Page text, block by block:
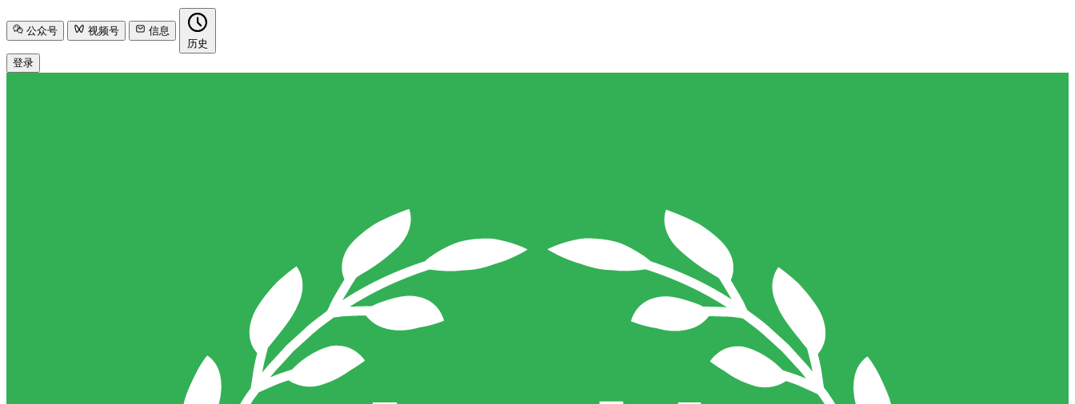
公众号 视频号
信息
历史
登录